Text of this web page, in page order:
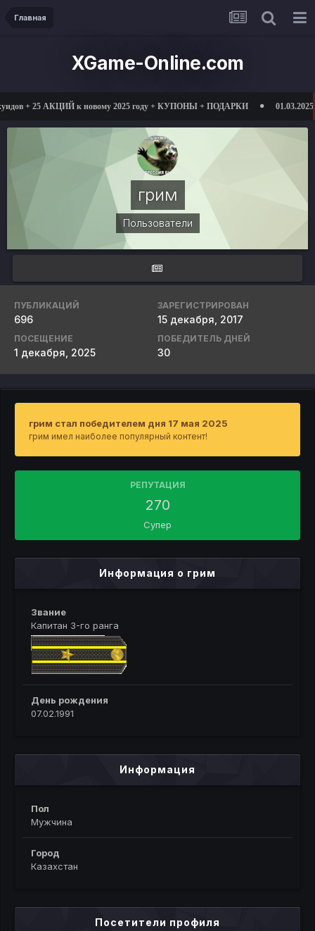
Главная
XGame-Online.com
+ 25 АКЦИЙ к новому 2025 году + КУПОНЫ + ПОДАРКИ 01.03.2025
грим
Пользователи
ПУБЛИКАЦИЙ
696
ЗАРЕГИСТРИРОВАН
15 декабря, 2017
ПОСЕЩЕНИЕ
1 декабря, 2025
ПОБЕДИТЕЛЬ ДНЕЙ
30
грим стал победителем дня 17 мая 2025
грим имел наиболее популярный контент!
РЕПУТАЦИЯ
270
Супер
Информация о грим
Звание
Капитан 3-го ранга
День рождения
07.02.1991
Информация
Пол
Мужчина
Город
Казахстан
Посетители профиля